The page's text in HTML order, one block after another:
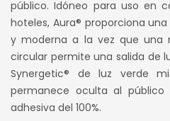
era:
S/
público. Idóneo para uso en
hoteles, Aura® proporciona
y moderna a la vez que una
circular permite una salida de
Synergetic® de luz verde
permanece oculta al
adhesiva del 100%.